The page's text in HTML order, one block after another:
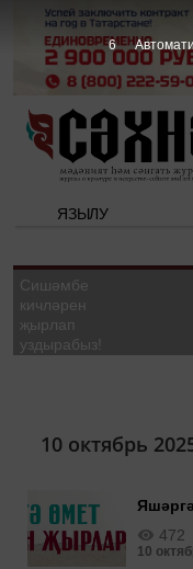
ЯЗЫЛУ
Сишәмбе
кичләрен
җырлап
уздырабыз!
10 октябрь
472
10
5